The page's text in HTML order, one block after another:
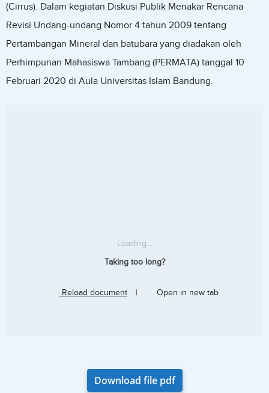
(Cirrus). Dalam kegiatan Diskusi Publik Menakar Rencana
Revisi Undang-undang Nomor 4 tahun 2009 tentang
Pertambangan Mineral dan batubara yang diadakan oleh
Perhimpunan Mahasiswa Tambang (PERMATA) tanggal 10
Februari 2020 di Aula Universitas Islam Bandung.
Loading...
Taking too long?
Reload document | Open in new tab
Download file pdf